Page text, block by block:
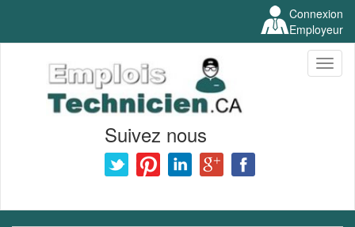
Connexion
Employeur
Suivez nous